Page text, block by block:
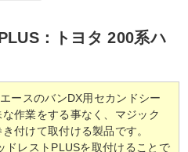
：トヨタ 200系ハ
ースのバンDX用セカンドシー
な作業をする事なく、マジック
付けて取付ける製品です。
ドレストPLUSを取付けることで